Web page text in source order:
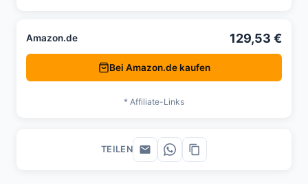
Amazon.de 129,53 €
Bei Amazon.de kaufen
* Affiliate-Links
TEILEN